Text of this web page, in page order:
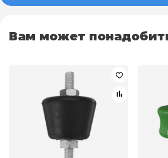
Вам может